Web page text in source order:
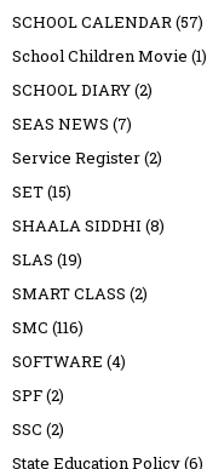
SCHOOL CALENDAR (57)
School Children Movie (1)
SCHOOL DIARY(2)
SEAS NEWS (7)
Service Register(2)
SET(15)
SHAALA SIDDHI (8)
SLAS (19)
SMART CLASS (2)
SMC (116)
SOFTWARE (4)
SPF(2)
SSC (2)
State Education Policy(6)